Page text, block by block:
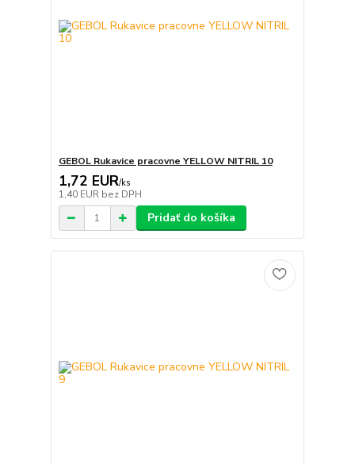
GEBOL Rukavice pracovne YELLOW NITRIL 10
1,72 EUR/ks
1,40 EUR bez DPH
Pridať do košíka